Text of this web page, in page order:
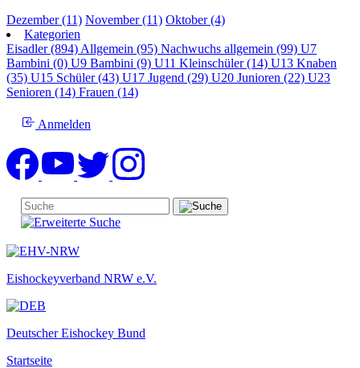
Dezember (11) November (11) Oktober (4)
Kategorien
Eisadler (894) Allgemein (95) Nachwuchs allgemein (99) U7
Bambini (0) U9 Bambini (9) U11 Kleinschüler (14) U13 Knaben
(35) U15 Schüler (43) U17 Jugend (29) U20 Junioren (22) U23
Senioren (14) Frauen (14)
Anmelden
Eishockeyverband NRW e.V.
Deutscher Eishockey Bund
Startseite